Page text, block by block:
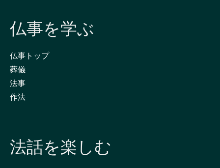
仏事を学ぶ
仏事トップ
葬儀
法事
作法
法話を楽しむ